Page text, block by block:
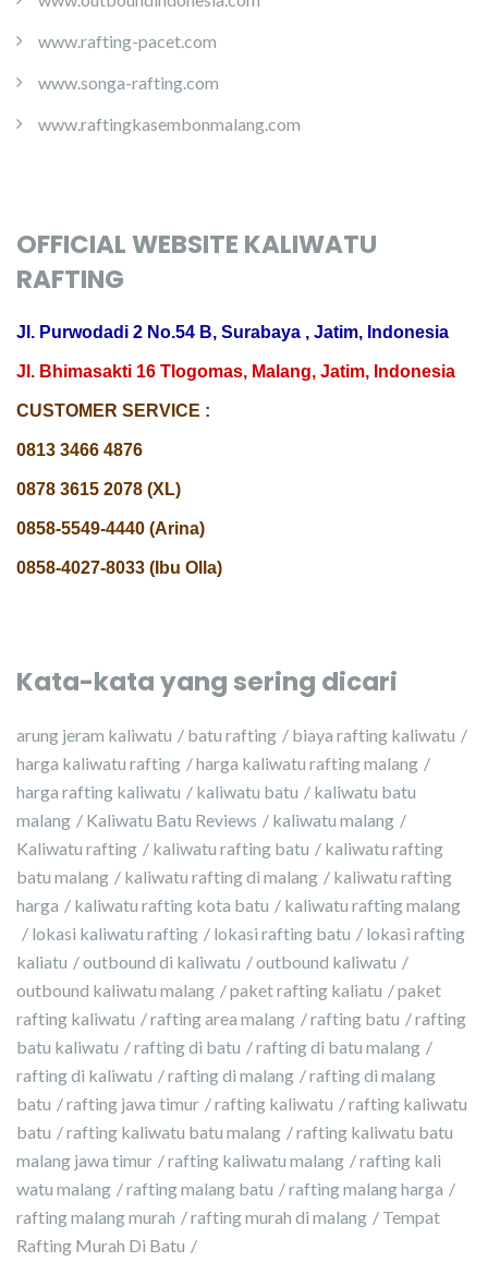
www.rafting-pacet.com
www.songa-rafting.com
www.raftingkasembonmalang.com
OFFICIAL WEBSITE KALIWATU
RAFTING
Jl. Purwodadi 2 No.54 B, Surabaya , Jatim, Indonesia
Jl. Bhimasakti 16 Tlogomas, Malang, Jatim, Indonesia
CUSTOMER SERVICE :
0813 3466 4876
0878 3615 2078 (XL)
0858-5549-4440 (Arina)
0858-4027-8033 (Ibu Olla)
Kata-kata yang sering dicari
arung jeram kaliwatu batu rafting
biaya rafting kaliwatu
harga kaliwatu rafting
harga kaliwatu rafting malang
harga rafting kaliwatu
kaliwatu batu
kaliwatu batu
malang
Kaliwatu Batu Reviews
kaliwatu malang
Kaliwatu rafting
kaliwatu rafting batu
kaliwatu rafting
batu malang
kaliwatu rafting di malang
kaliwatu rafting
harga
kaliwatu rafting kota batu
kaliwatu rafting malang
lokasi kaliwatu rafting
lokasi rafting batu
lokasi rafting
kaliatu
outbound di kaliwatu
outbound kaliwatu
outbound kaliwatu malang
paket rafting kaliatu
paket
rafting kaliwatu
rafting area malang rafting batu
rafting
batu kaliwatu
rafting di batu
rafting di batu malang
rafting di kaliwatu
rafting di malang
rafting di malang
batu
rafting jawa timur rafting kaliwatu
rafting kaliwatu
batu
rafting kaliwatu batu malang
rafting kaliwatu batu
malang jawa timur
rafting kaliwatu malang
rafting kali
watu malang
rafting malang batu
rafting malang harga
rafting malang murah
rafting murah di malang
Tempat
Rafting Murah Di Batu